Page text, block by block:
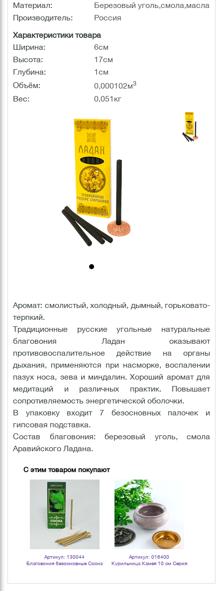
Материал:
Березовый уголь,смола,масла
Производитель:
Россия
Характеристики товара
Ширина:
6см
Высота:
17см
Глубина:
1см
Объём:
0,000102м3
Вес: 0,051кг
Аромат: смолистый, холодный, дымный, горьковато-
терпкий.
Традиционные русские угольные натуральные
благовония Ладан оказывают
противовоспалительное действие на органы
дыхания, применяются при насморке, воспалении
пазух носа, зева и миндалин. Хороший аромат для
медитаций и различных практик. Повышает
сопротивляемость энергетической оболочки.
В упаковку входит 7 безосновных палочек и
гипсовая подставка.
Состав благовония: березовый уголь, смола
Аравийского Ладана.
С этим товаром покупают
Артикул: 130044
Благовония безосновные Сосна
Артикул: 016400
Курильница Камея 10 см Серия